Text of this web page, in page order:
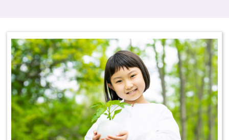
務隊、在「光華i航海」帆船課程
中克服暈船與學習共好的生命歷
程，以及透過校園空間「減法美
學」與攀樹、木育課程實現的普特
共好——描繪了教育如何從知識傳